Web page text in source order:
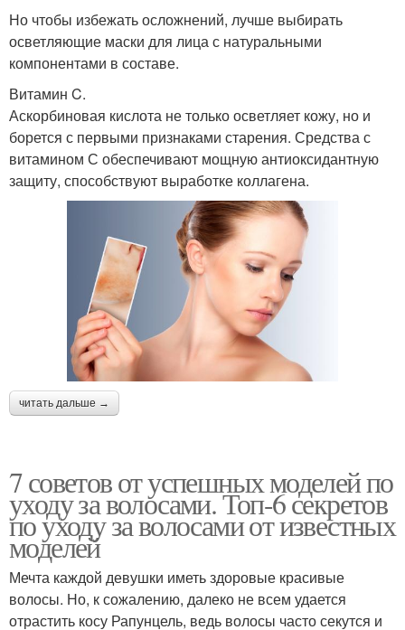
Но чтобы избежать осложнений, лучше выбирать
осветляющие маски для лица с натуральными
компонентами в составе.
Витамин C.
Аскорбиновая кислота не только осветляет кожу, но и
борется с первыми признаками старения. Средства с
витамином С обеспечивают мощную антиоксидантную
защиту, способствуют выработке коллагена.
читать дальше →
7 советов от успешных моделей по
уходу за волосами. Топ-6 секретов
по уходу за волосами от известных
моделей
Мечта каждой девушки иметь здоровые красивые
волосы. Но, к сожалению, далеко не всем удается
отрастить косу Рапунцель, ведь волосы часто секутся и